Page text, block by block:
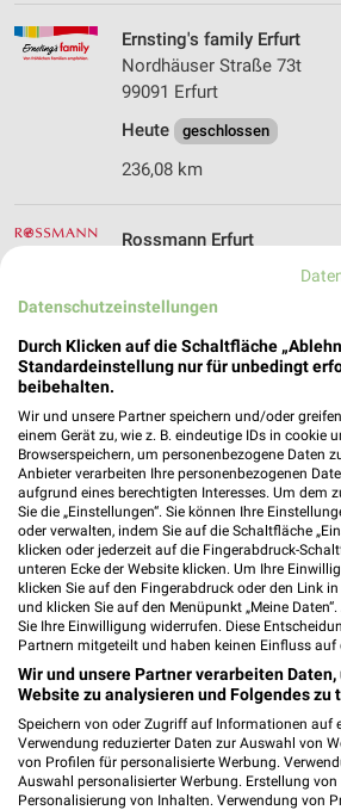
Ernsting's family Erfurt
Nordhäuser Straße 73t
99091 Erfurt
Heute
geschlossen
236,08 km
Rossmann Erfurt
235,93 km • Angebote: 3
Ernsting's family Eisenach
Mühlhäuser Straße 110
99817 Eisenach
Heute
geschlossen
272,10 km
Ernsting's family Erfurt
Mainzer Straße 38
99089 Erfurt
Heute
geschlossen
235,47 km
Datenschutzeinstellungen
Durch Klicken auf die Schaltfläche
Standardeinstellung nur für unbedingt
beibehalten.
Wir und unsere Partner speichern und/oder
einem Gerät zu, wie z. B. eindeutige IDs in cookie
Browserspeichern, um personenbezogene Daten
Anbieter verarbeiten Ihre personenbezogenen
aufgrund eines berechtigten Interesses. Um dem
Sie die „Einstellungen“. Sie können Ihre
oder verwalten, indem Sie auf die Schaltfläche
klicken oder jederzeit auf die Fingerabdruck-
unteren Ecke der Website klicken. Um Ihre
klicken Sie auf den Fingerabdruck oder den Link
und klicken Sie auf den Menüpunkt „Meine
Sie Ihre Einwilligung widerrufen. Diese
Partnern mitgeteilt und haben keinen Einfluss auf
Wir und unsere Partner verarbeiten
Website zu analysieren und Folgendes zu
Speichern von oder Zugriff auf Informationen auf
Verwendung reduzierter Daten zur Auswahl von
von Profilen für personalisierte Werbung.
Auswahl personalisierter Werbung. Erstellung
Personalisierung von Inhalten. Verwendung von